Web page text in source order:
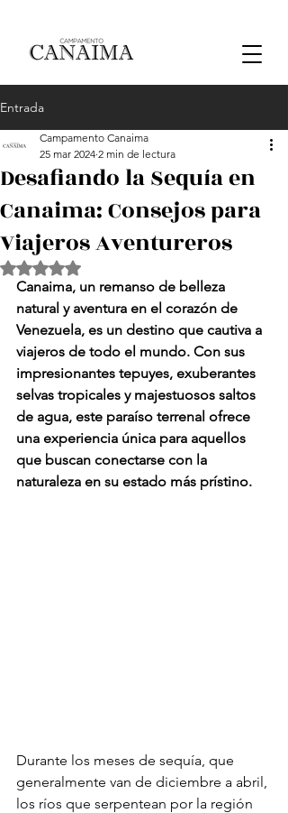
Entrada
Desafiando la Sequía en
Canaima: Consejos para
Viajeros Aventureros
Campamento Canaima
25 mar 2024 2 min de lectura
Obtuvo NaN de 5 estrellas.
Canaima, un remanso de belleza
natural y aventura en el corazón de
Venezuela, es un destino que cautiva a
viajeros de todo el mundo. Con sus
impresionantes tepuyes, exuberantes
selvas tropicales y majestuosos saltos
de agua, este paraíso terrenal ofrece
una experiencia única para aquellos
que buscan conectarse con la
naturaleza en su estado más prístino.
Durante los meses de sequía, que
generalmente van de diciembre a abril,
los ríos que serpentean por la región